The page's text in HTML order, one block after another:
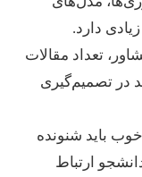
دارد.
مقالات
تصمیم‌گیری
شنونده
ارتباط